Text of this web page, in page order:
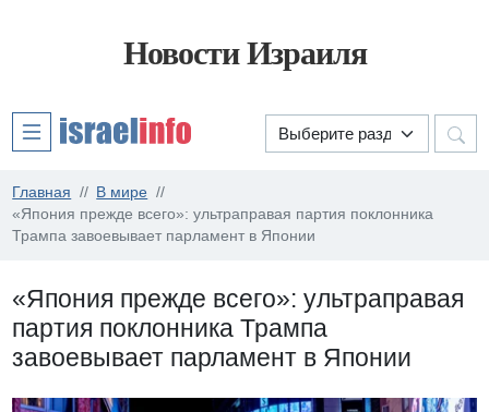
Новости Израиля
Главная
В мире
«Япония прежде всего»: ультраправая партия поклонника
Трампа завоевывает парламент в Японии
«Япония прежде всего»: ультраправая
партия поклонника Трампа
завоевывает парламент в Японии